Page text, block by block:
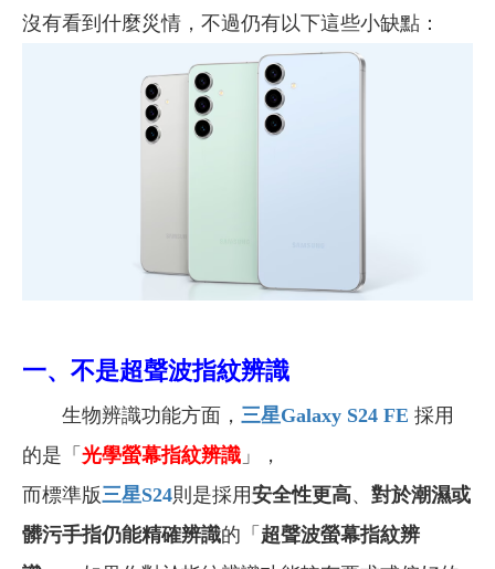
沒有看到什麼災情，不過仍有以下這些小缺點：
一、不是超聲波指紋辨識
生物辨識功能方面， 三星Galaxy S24 FE 採用
的是「 光學螢幕指紋辨識 」，
而標準版三星S24則是採用安全性更高、 對於潮濕或
髒污手指仍能精確辨識的「 超聲波螢幕指紋辨